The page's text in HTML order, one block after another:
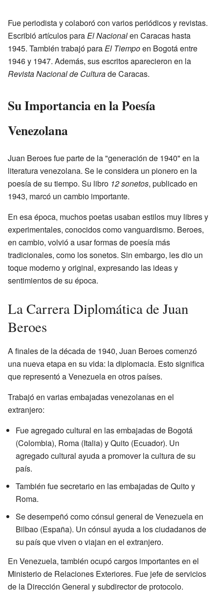
Fue periodista y colaboró con varios periódicos y revistas.
Escribió artículos paraEl Nacionalen Caracas hasta
1945. También trabajó paraEl Tiempoen Bogotá entre
1946 y 1947. Además, sus escritos aparecieron en la
Revista Nacional de Culturade Caracas.
Su Importancia en la Poesía
Venezolana
Juan Beroes fue parte de la "generación de 1940" en la
literatura venezolana. Se le considera un pionero en la
poesía de su tiempo. Su libro 12 sonetos, publicado en
1943, marcó un cambio importante.
En esa época, muchos poetas usaban estilos muy libres y
experimentales, conocidos como vanguardismo. Beroes,
en cambio, volvió a usar formas de poesía más
tradicionales, como los sonetos. Sin embargo, les dio un
toque moderno y original, expresando las ideas y
sentimientos de su época.
La Carrera Diplomática de Juan
Beroes
A finales de la década de 1940, Juan Beroes comenzó
una nueva etapa en su vida: la diplomacia. Esto significa
que representó a Venezuela en otros países.
Trabajó en varias embajadas venezolanas en el
extranjero:
Fue agregado cultural en las embajadas de Bogotá
(Colombia), Roma (Italia) y Quito (Ecuador). Un
agregado cultural ayuda a promover la cultura de su
país.
También fue secretario en las embajadas de Quito y
Roma.
Se desempeñó como cónsul general de Venezuela en
Bilbao (España). Un cónsul ayuda a los ciudadanos de
su país que viven o viajan en el extranjero.
En Venezuela, también ocupó cargos importantes en el
Ministerio de Relaciones Exteriores. Fue jefe de servicios
de la Dirección General y subdirector de protocolo.